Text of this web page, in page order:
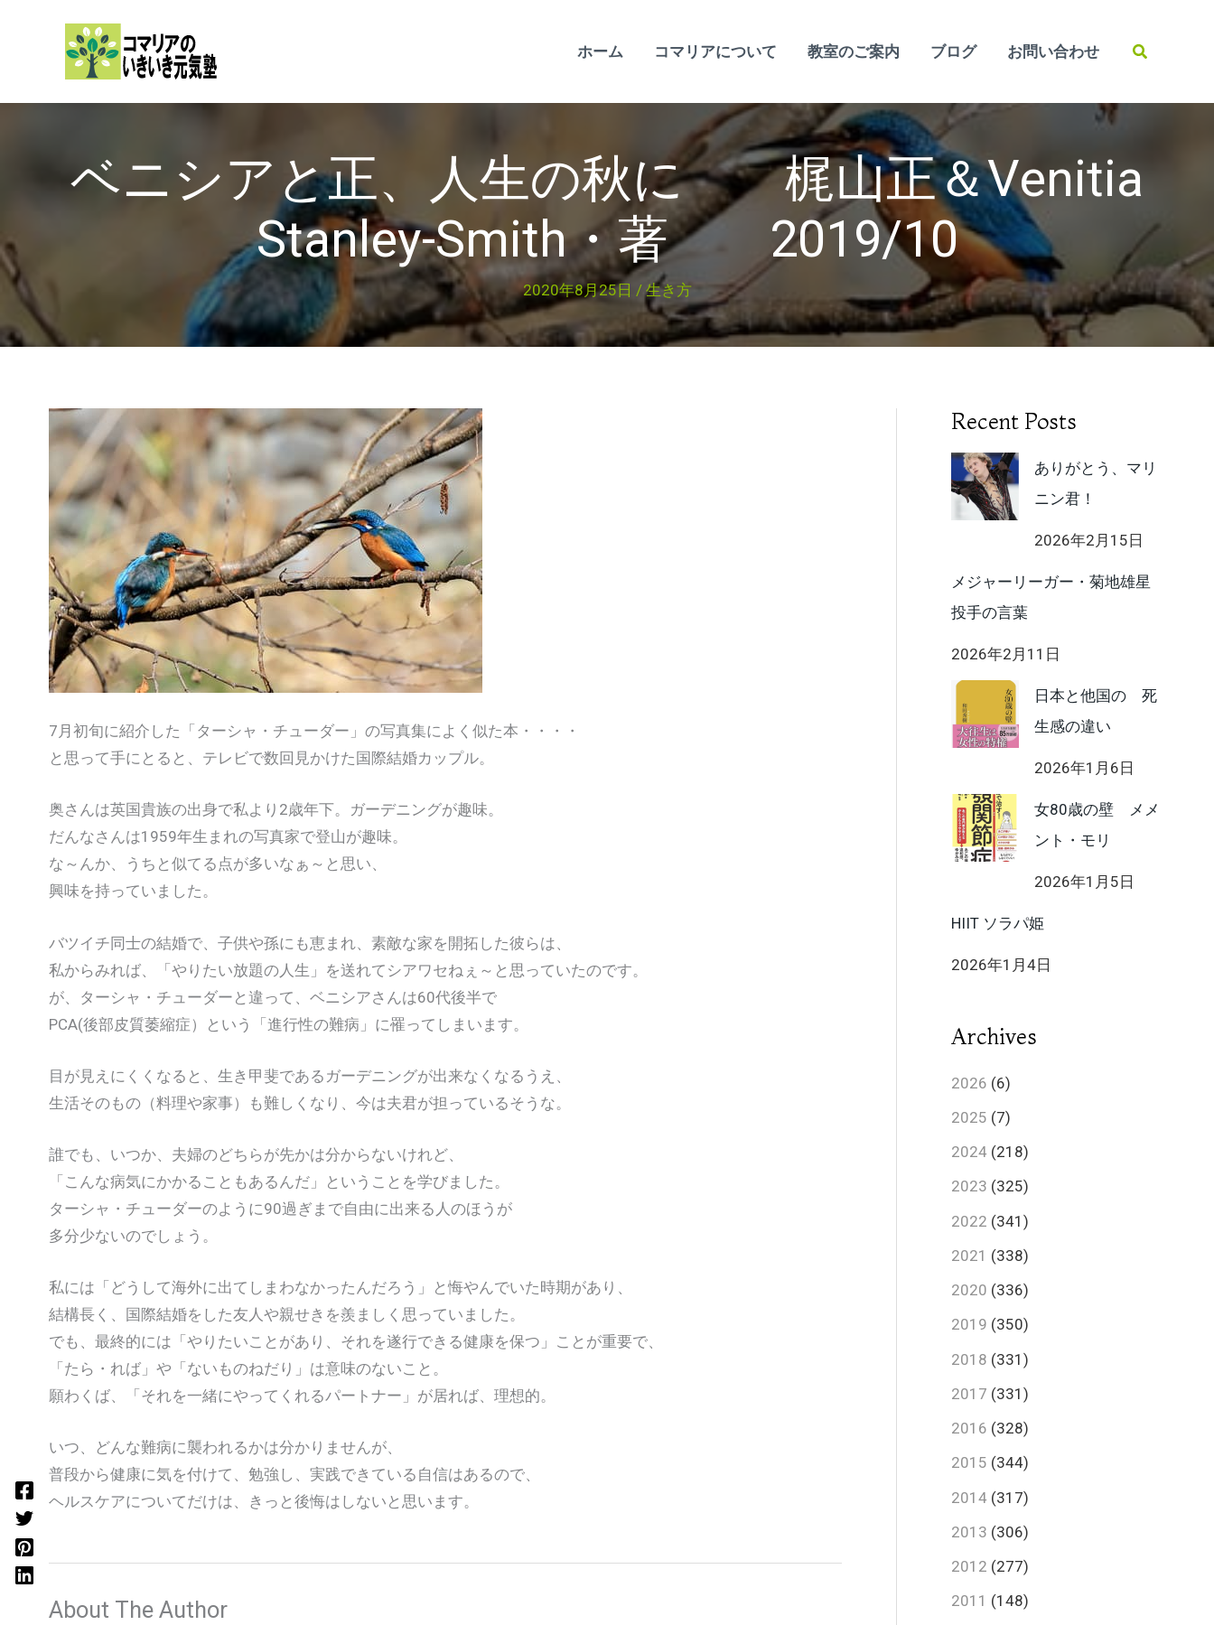
ホーム コマリアについて 教室のご案内 ブログ お問い合わせ
検
ベニシアと正、人生の秋に 梶山正＆Venitia
Stanley-Smith・著 2019/10
2020年8月25日 /生き方
7月初旬に紹介した「ターシャ・チューダー」の写真集によく似た本・・・・
と思って手にとると、テレビで数回見かけた国際結婚カップル。
奥さんは英国貴族の出身で私より2歳年下。ガーデニングが趣味。
だんなさんは1959年生まれの写真家で登山が趣味。
な～んか、うちと似てる点が多いなぁ～と思い、
興味を持っていました。
バツイチ同士の結婚で、子供や孫にも恵まれ、素敵な家を開拓した彼らは、
私からみれば、「やりたい放題の人生」を送れてシアワセねぇ～と思っていたのです。
が、ターシャ・チューダーと違って、ベニシアさんは60代後半で
PCA(後部皮質萎縮症）という「進行性の難病」に罹ってしまいます。
目が見えにくくなると、生き甲斐であるガーデニングが出来なくなるうえ、
生活そのもの（料理や家事）も難しくなり、今は夫君が担っているそうな。
誰でも、いつか、夫婦のどちらが先かは分からないけれど、
「こんな病気にかかることもあるんだ」ということを学びました。
ターシャ・チューダーのように90過ぎまで自由に出来る人のほうが
多分少ないのでしょう。
私には「どうして海外に出てしまわなかったんだろう」と悔やんでいた時期があり、
結構長く、国際結婚をした友人や親せきを羨ましく思っていました。
でも、最終的には「やりたいことがあり、それを遂行できる健康を保つ」ことが重要で、
「たら・れば」や「ないものねだり」は意味のないこと。
願わくば、「それを一緒にやってくれるパートナー」が居れば、理想的。
いつ、どんな難病に襲われるかは分かりませんが、
普段から健康に気を付けて、勉強し、実践できている自信はあるので、
ヘルスケアについてだけは、きっと後悔はしないと思います。
About The Author
Recent Posts
ありがとう、マリ
ニン君！
2026年2月15日
メジャーリーガー・菊地雄星
投手の言葉
2026年2月11日
日本と他国の 死
生感の違い
2026年1月6日
女80歳の壁 メメ
ント・モリ
2026年1月5日
HIIT ソラパ姫
2026年1月4日
Archives
2026 (6)
2025 (7)
2024 (218)
2023 (325)
2022 (341)
2021 (338)
2020 (336)
2019 (350)
2018 (331)
2017 (331)
2016 (328)
2015 (344)
2014 (317)
2013 (306)
2012 (277)
2011 (148)